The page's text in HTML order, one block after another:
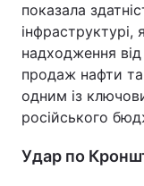
показала
інфраструктурі,
надходження
продаж нафти
одним із
російського
Удар по